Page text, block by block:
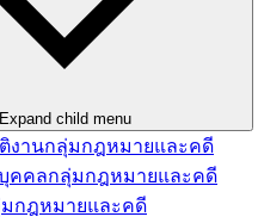
Expand child menu
งานกลุ่มกฎหมายและคดี
คคลกลุ่มกฎหมายและคดี
มกฎหมายและคดี